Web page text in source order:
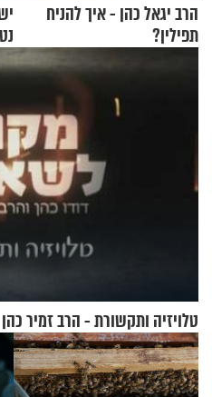
הרב יגאל כהן - איך להניח
תפילין?
טלויזיה ותקשורת - הרב זמיר כהן